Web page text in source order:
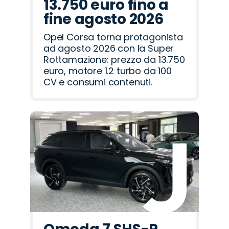
13.750 euro fino a
fine agosto 2026
Opel Corsa torna protagonista
ad agosto 2026 con la Super
Rottamazione: prezzo da 13.750
euro, motore 1.2 turbo da 100
CV e consumi contenuti.